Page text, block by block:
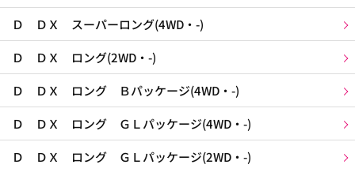
Ｄ ＤＸ スーパーロング(4WD・-)
Ｄ ＤＸ ロング(2WD・-)
Ｄ ＤＸ ロング Ｂパッケージ(4WD・-)
Ｄ ＤＸ ロング ＧＬパッケージ(4WD・-)
Ｄ ＤＸ ロング ＧＬパッケージ(2WD・-)